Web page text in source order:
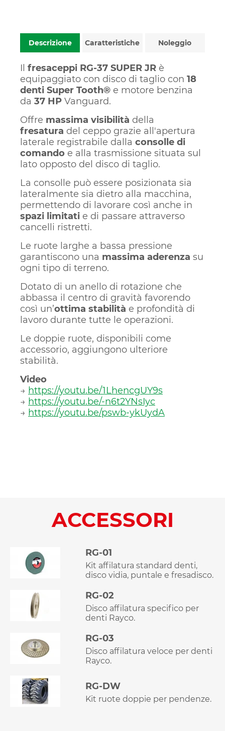
Descrizione Caratteristiche Noleggio
Il fresaceppi RG-37 SUPER JR è
equipaggiato con disco di taglio con 18
denti Super Tooth® e motore benzina
da 37 HP Vanguard.
Offre massima visibilità della
fresatura del ceppo grazie all'apertura
laterale registrabile dalla consolle di
comando e alla trasmissione situata sul
lato opposto del disco di taglio.
La consolle può essere posizionata sia
lateralmente sia dietro alla macchina,
permettendo di lavorare così anche in
spazi limitati e di passare attraverso
cancelli ristretti.
Le ruote larghe a bassa pressione
garantiscono una massima aderenza su
ogni tipo di terreno.
Dotato di un anello di rotazione che
abbassa il centro di gravità favorendo
così un’ottima stabilità e profondità di
lavoro durante tutte le operazioni.
Le doppie ruote, disponibili come
accessorio, aggiungono ulteriore
stabilità.
Video
→ https://youtu.be/1LhencgUY9s
→ https://youtu.be/-n6t2YNsIyc
→ https://youtu.be/pswb-ykUydA
ACCESSORI
RG-01
Kit affilatura standard denti,
disco vidia, puntale e fresadisco.
RG-02
Disco affilatura specifico per
denti Rayco.
RG-03
Disco affilatura veloce per denti
Rayco.
RG-DW
Kit ruote doppie per pendenze.